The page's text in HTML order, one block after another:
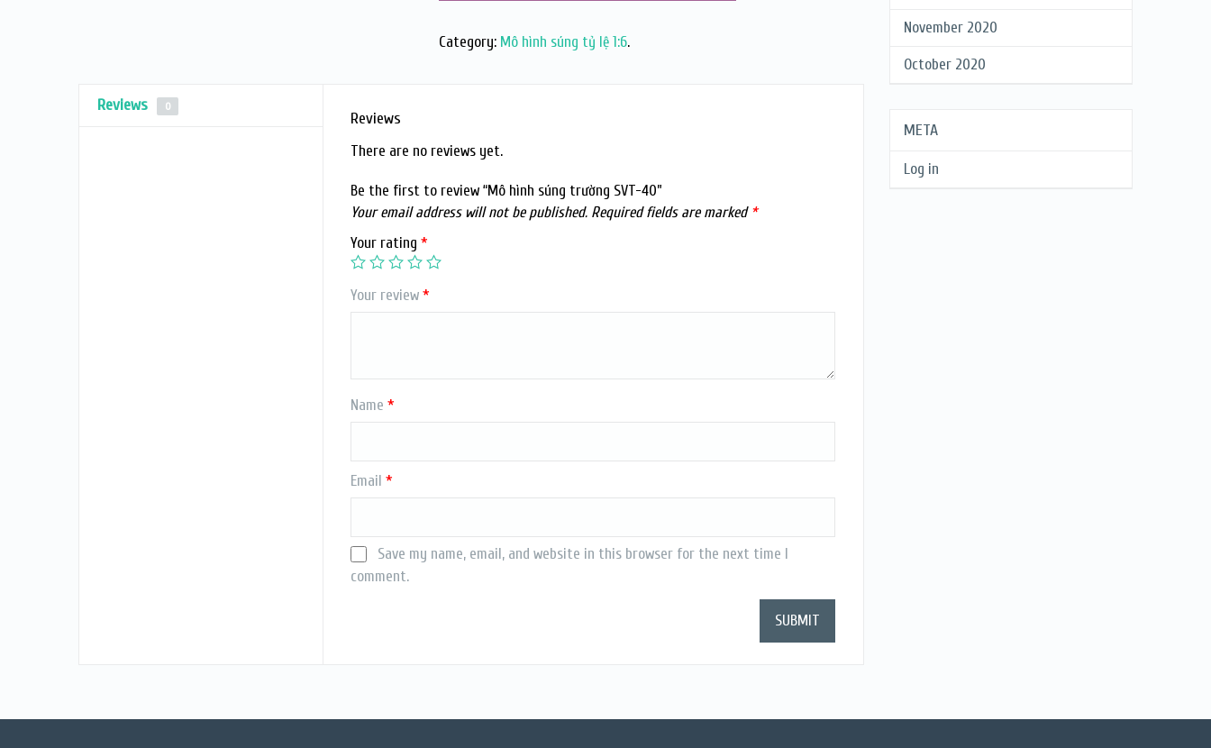
Category: Mô hình súng tỷ lệ 1:6.
Reviews 0
Reviews
There are no reviews yet.
Be the first to review “Mô hình súng trường SVT-40”
Your email address will not be published. Required fields are marked *
Your rating*
Your review*
Name*
Email*
Save my name, email, and website in this browser for the next time I
comment.
November 2020
October 2020
META
Log in